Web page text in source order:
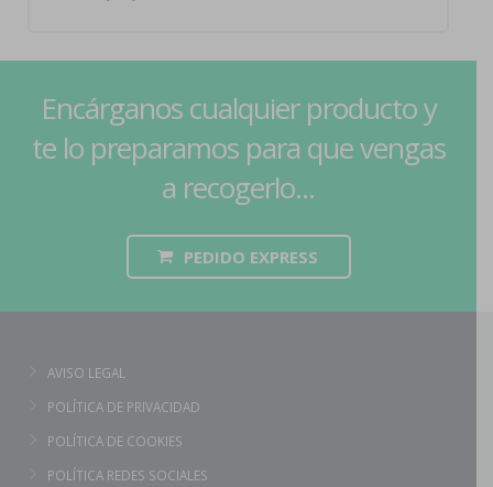
Encárganos cualquier producto y
te lo preparamos para que vengas
a recogerlo...
PEDIDO EXPRESS
AVISO LEGAL
POLÍTICA DE PRIVACIDAD
POLÍTICA DE COOKIES
POLÍTICA REDES SOCIALES